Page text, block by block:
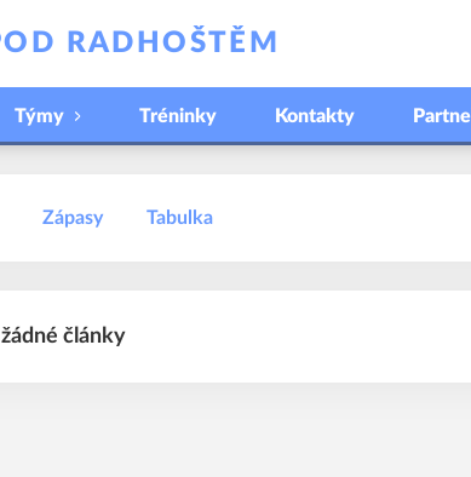
RADHOŠTĚM
Týmy Tréninky Kontakty
Zápasy Tabulka
články